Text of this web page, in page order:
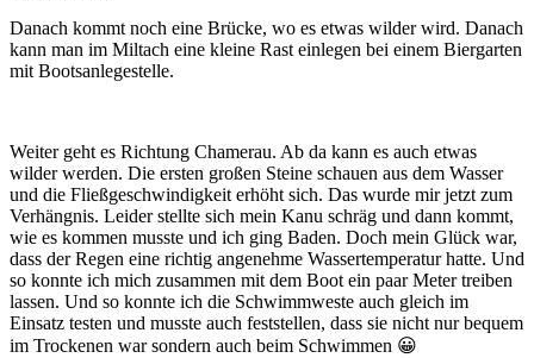
Danach kommt noch eine Brücke, wo es etwas wilder wird. Danach
kann man im Miltach eine kleine Rast einlegen bei einem Biergarten
mit Bootsanlegestelle.
Weiter geht es Richtung Chamerau. Ab da kann es auch etwas
wilder werden. Die ersten großen Steine schauen aus dem Wasser
und die Fließgeschwindigkeit erhöht sich. Das wurde mir jetzt zum
Verhängnis. Leider stellte sich mein Kanu schräg und dann kommt,
wie es kommen musste und ich ging Baden. Doch mein Glück war,
dass der Regen eine richtig angenehme Wassertemperatur hatte. Und
so konnte ich mich zusammen mit dem Boot ein paar Meter treiben
lassen. Und so konnte ich die Schwimmweste auch gleich im
Einsatz testen und musste auch feststellen, dass sie nicht nur bequem
im Trockenen war sondern auch beim Schwimmen 😀